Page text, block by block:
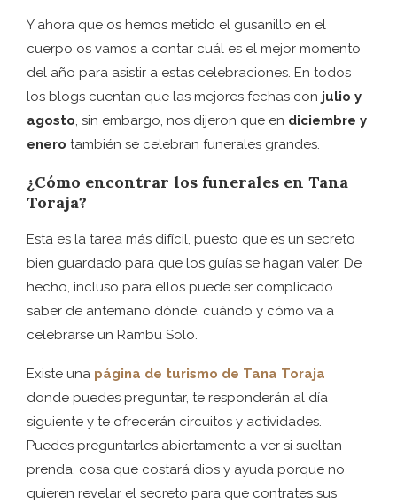
Y ahora que os hemos metido el gusanillo en el
cuerpo os vamos a contar cuál es el mejor momento
del año para asistir a estas celebraciones. En todos
los blogs cuentan que las mejores fechas con julio y
agosto, sin embargo, nos dijeron que en diciembre y
enero también se celebran funerales grandes.
¿Cómo encontrar los funerales en Tana
Toraja?
Esta es la tarea más difícil, puesto que es un secreto
bien guardado para que los guías se hagan valer. De
hecho, incluso para ellos puede ser complicado
saber de antemano dónde, cuándo y cómo va a
celebrarse un Rambu Solo.
Existe una página de turismo de Tana Toraja
donde puedes preguntar, te responderán al día
siguiente y te ofrecerán circuitos y actividades.
Puedes preguntarles abiertamente a ver si sueltan
prenda, cosa que costará dios y ayuda porque no
quieren revelar el secreto para que contrates sus